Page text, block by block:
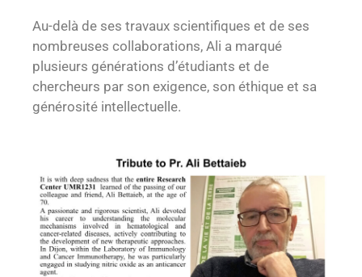
Au-delà de ses travaux scientifiques et de ses
nombreuses collaborations, Ali a marqué
plusieurs générations d’étudiants et de
chercheurs par son exigence, son éthique et sa
générosité intellectuelle.